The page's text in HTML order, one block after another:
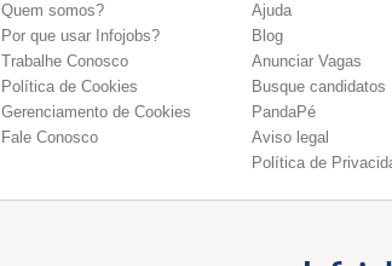
Quem somos?
Por que usar Infojobs?
Trabalhe Conosco
Política de Cookies
Gerenciamento de Cookies
Fale Conosco
Ajuda
Blog
Anunciar Vagas
Busque candidatos
PandaPé
Aviso legal
Política de